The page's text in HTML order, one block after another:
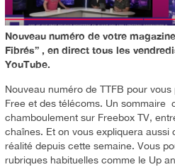
Nouveau numéro de votre
Fibrés” , en direct tous les
YouTube.
Nouveau numéro de TTFB pour
Free et des télécoms. Un sommaire
chamboulement sur Freebox TV,
chaînes. Et on vous expliquera aussi
réalité depuis cette semaine. Vous
rubriques habituelles comme le Up